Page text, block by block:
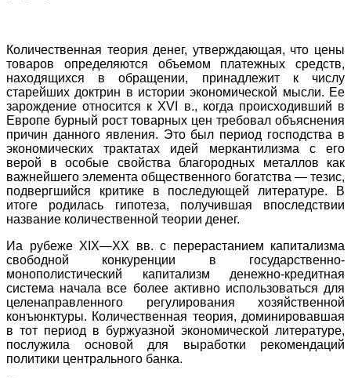
Количественная теория денег, утверждающая, что цены
товаров определяются объемом платежных средств,
находящихся в обращении, принадлежит к числу
старейших доктрин в истории экономической мысли. Ее
зарождение относится к XVI в., когда происходивший в
Европе бурный рост товарных цен требовал объяснения
причин данного явления. Это был период господства в
экономических трактатах идей меркантилизма с его
верой в особые свойства благородных металлов как
важнейшего элемента общественного богатства — тезис,
подвергшийся критике в последующей литературе. В
итоге родилась гипотеза, получившая впоследствии
название количественной теории денег.
Иа рубеже XIX—XX вв. с перерастанием капитализма
свободной конкуренции в государственно-
монополистический капитализм денежно-кредитная
система начала все более активно использоваться для
целенаправленного регулирования хозяйственной
конъюнктуры. Количественная теория, доминировавшая
в тот период в буржуазной экономической литературе,
послужила основой для выработки рекомендаций
политики центрального банка.